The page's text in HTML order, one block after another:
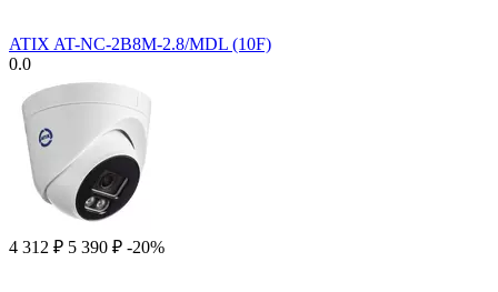
ATIX AT-NC-2B8M-2.8/MDL (10F)
0.0
4 312 ₽ 5 390 ₽ -20%